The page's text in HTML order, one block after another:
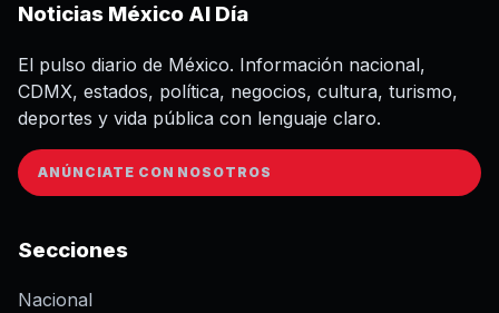
Noticias México Al Día
El pulso diario de México. Información nacional,
CDMX, estados, política, negocios, cultura, turismo,
deportes y vida pública con lenguaje claro.
ANÚNCIATE CON NOSOTROS
Secciones
Nacional